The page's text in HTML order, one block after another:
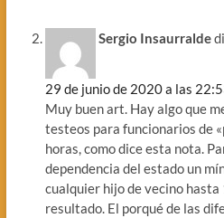
Sergio Insaurralde
29 de junio de 2020 a las
Muy buen art. Hay algo que
testeos para funcionarios de
horas, como dice esta nota.
dependencia del estado un
cualquier hijo de vecino
resultado. El porqué de las